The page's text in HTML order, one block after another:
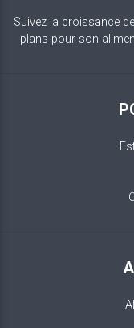
Suivez la croissance
plans pour son